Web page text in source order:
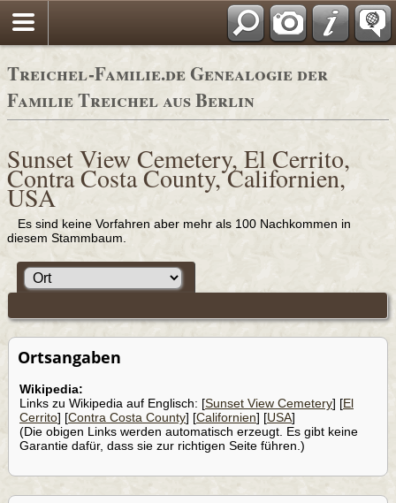
Adressbücher
Treichel-Familie.de Genealogie der
Familie Treichel aus Berlin
Sunset View Cemetery, El Cerrito,
Contra Costa County, Californien,
USA
Es sind keine Vorfahren aber mehr als 100 Nachkommen in
diesem Stammbaum.
Ortsangaben
Wikipedia:
Links zu Wikipedia auf Englisch: [Sunset View Cemetery] [El
Cerrito] [Contra Costa County] [Californien] [USA]
(Die obigen Links werden automatisch erzeugt. Es gibt keine
Garantie dafür, dass sie zur richtigen Seite führen.)